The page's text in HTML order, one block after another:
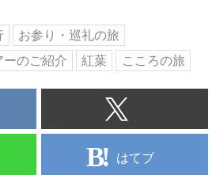
お参り・巡礼の旅
ーのご紹介 紅葉 こころの旅
はてブ